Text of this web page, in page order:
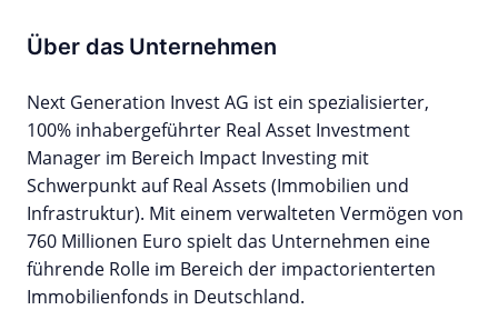
Über das Unternehmen
Next Generation Invest AG ist ein spezialisierter,
100% inhabergeführter Real Asset Investment
Manager im Bereich Impact Investing mit
Schwerpunkt auf Real Assets (Immobilien und
Infrastruktur). Mit einem verwalteten Vermögen von
760 Millionen Euro spielt das Unternehmen eine
führende Rolle im Bereich der impactorienterten
Immobilienfonds in Deutschland.